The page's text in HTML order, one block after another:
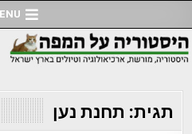
to
content
תגית: תחנת נען